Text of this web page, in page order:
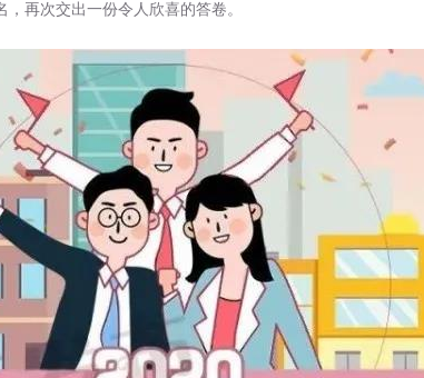
再次交出一份令人欣喜的答卷。